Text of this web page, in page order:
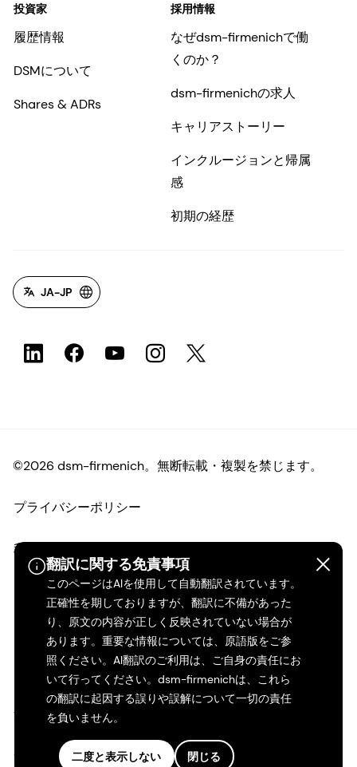
翻訳に関する免責事項
このページはAIを使用して自動翻訳されています。
正確性を期しておりますが、翻訳に不備があった
り、原文の内容が正しく反映されていない場合が
あります。重要な情報については、原語版をご参
照ください。AI翻訳のご利用は、ご自身の責任にお
いて行ってください。dsm-firmenichは、これら
の翻訳に起因する誤りや誤解について一切の責任
を負いません。
二度と表示しない 閉じる
投資家
履歴情報
DSMについて
Shares & ADRs
採用情報
なぜdsm-firmenichで働
くのか？
dsm-firmenichの求人
キャリアストーリー
インクルージョンと帰属
感
初期の経歴
JA-JP
©2026 dsm-firmenich。無断転載・複製を禁じます。
プライバシーポリシー
利用規約
ご利用条件
カリフォルニアの透明性
アクセシビリティ・ステートメント
法的情報
サイトマップ